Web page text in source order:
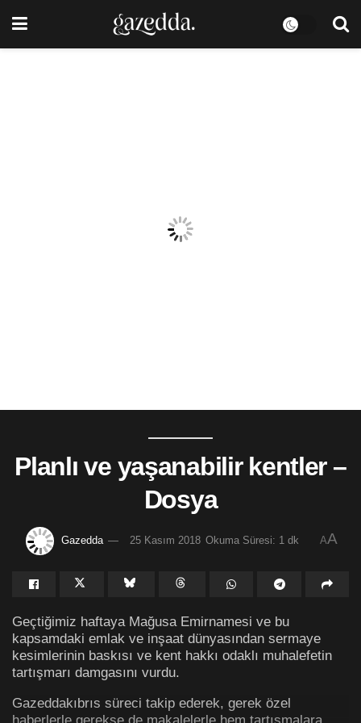
Planlı ve yaşanabilir kentler –
Dosya
Gazedda 25 Kasım 2018 Okuma Süresi: 1 dk AA
Geçtiğimiz haftaya Mağusa Emirnamesi ve bu
kapsamdaki emlak ve inşaat dünyasından sermaye
kesimlerinin baskısı ve kent hakkı odaklı muhalefetin
tartışmarı damgasını vurdu.
Gazeddakıbrıs süreci takip ederek, gerek özel